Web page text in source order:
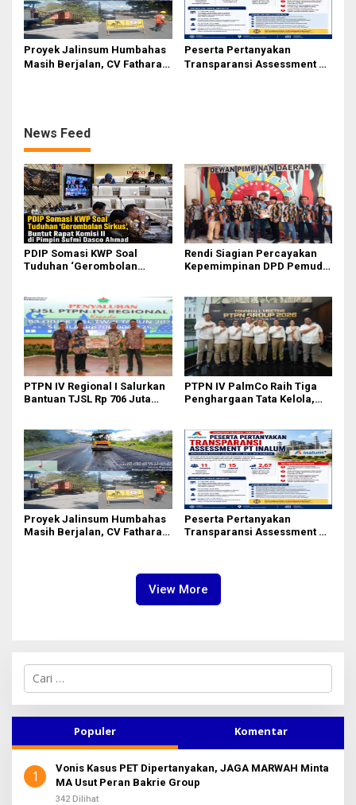
Proyek Jalinsum Humbahas
Masih Berjalan, CV Fathara
Peserta Pertanyakan
Transparansi Assessment PT
News Feed
PDIP Somasi KWP Soal
Tuduhan ‘Gerombolan
Ahmad
Rendi Siagian Percayakan
Kepemimpinan DPD Pemuda
PTPN IV Regional I Salurkan
Bantuan TJSL Rp 706 Juta
PTPN IV PalmCo Raih Tiga
Penghargaan Tata Kelola,
Proyek Jalinsum Humbahas
Masih Berjalan, CV Fathara
Peserta Pertanyakan
Transparansi Assessment PT
View More
C
i
n
u
k
Populer Komentar
1
Vonis Kasus PET Dipertanyakan, JAGA MARWAH Minta
MA Usut Peran Bakrie Group
342 Dilihat